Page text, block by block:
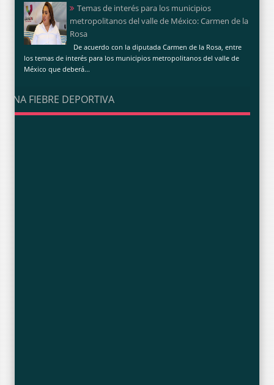
Temas de interés para los municipios
metropolitanos del valle de México: Carmen de la
Rosa
De acuerdo con la diputada Carmen de la Rosa, entre
los temas de interés para los municipios metropolitanos del valle de
México que deberá...
UNA FIEBRE DEPORTIVA